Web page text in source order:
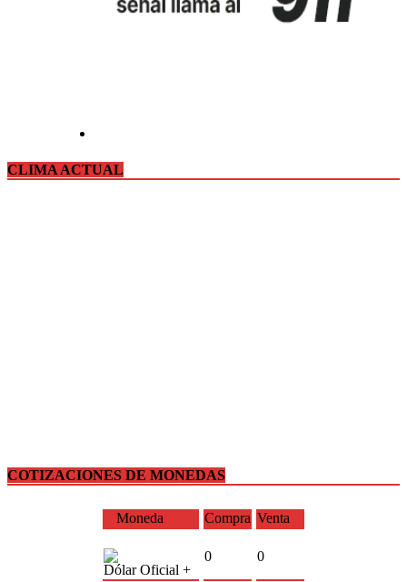
CLIMA ACTUAL
COTIZACIONES DE MONEDAS
Moneda Compra Venta
Dólar Oficial +
0 0